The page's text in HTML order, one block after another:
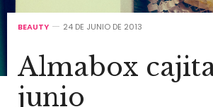
BEAUTY 24 DE JUNIO DE 2013
Almabox
junio